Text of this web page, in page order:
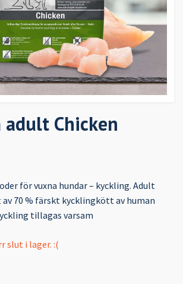
Chicken
för vuxna hundar – kyckling. Adult
70 % färskt kycklingkött av human
tillagas varsam
slut i lager. :(